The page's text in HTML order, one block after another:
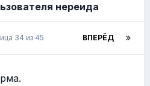
нереида
ВПЕРЁД
34 из 45